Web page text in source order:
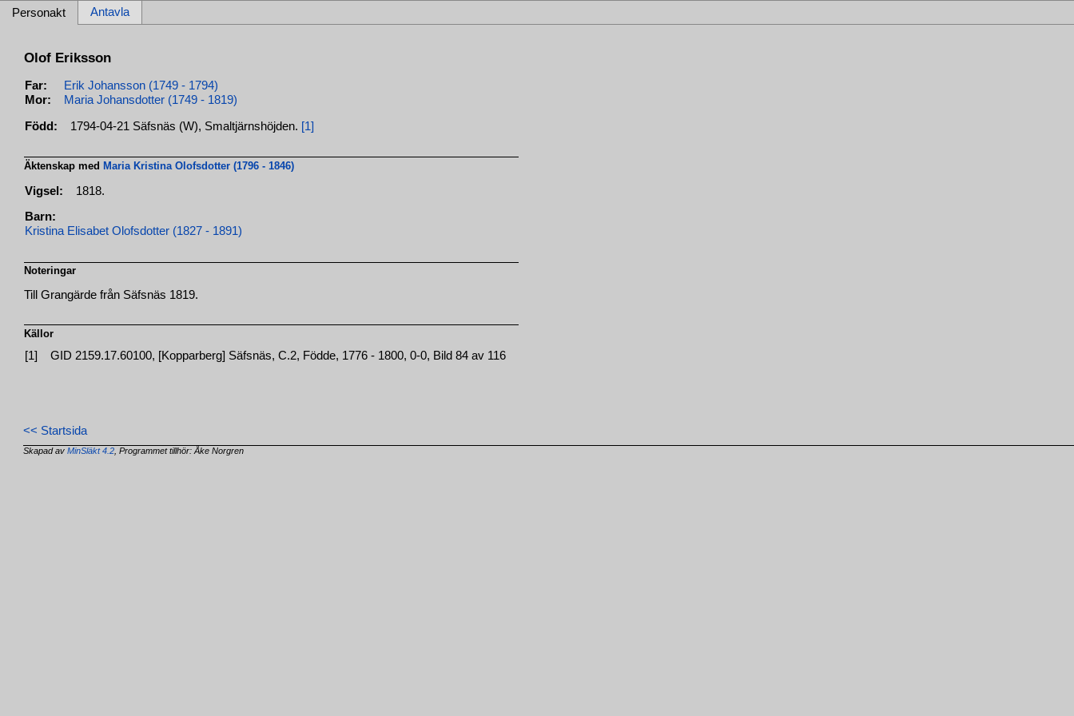
Personakt Antavla
Olof Eriksson
Far:
Erik Johansson (1749 - 1794)
Mor:
Maria Johansdotter (1749 - 1819)
Född: 1794-04-21 Säfsnäs (W), Smaltjärnshöjden. [1]
Äktenskap med Maria Kristina Olofsdotter (1796 - 1846)
Vigsel: 1818.
Barn:
Kristina Elisabet Olofsdotter (1827 - 1891)
Noteringar
Till Grangärde från Säfsnäs 1819.
Källor
[1] GID 2159.17.60100, [Kopparberg] Säfsnäs, C.2, Födde, 1776 - 1800, 0-0, Bild 84 av 116
<< Startsida
Skapad avMinSläkt 4.2 , Programmet tillhör: Åke Norgren